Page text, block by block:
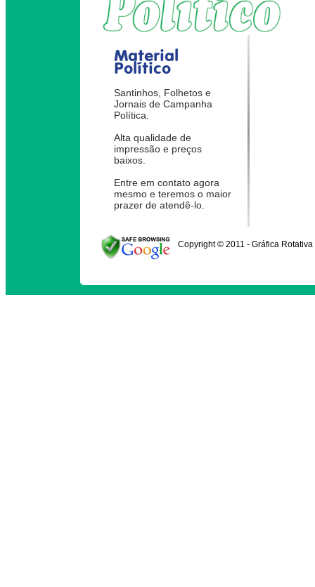
Material
Político
Santinhos, Folhetos e
Jornais de Campanha
Política.
Alta qualidade de
impressão e preços
baixos.
Entre em contato agora
mesmo e teremos o maior
prazer de atendê-lo.
Copyright © 2011 - Gráfica